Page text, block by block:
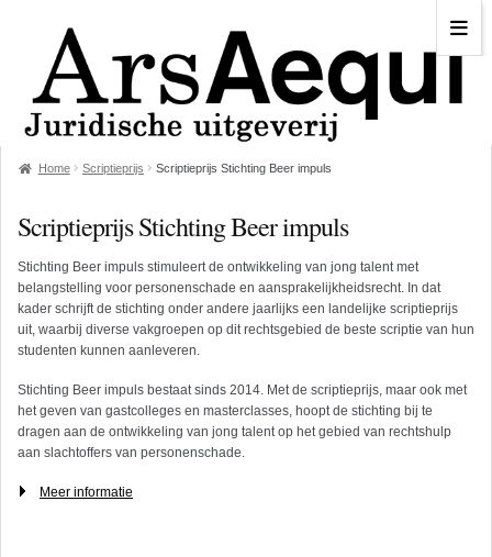
Home Scriptieprijs Scriptieprijs Stichting Beer impuls
Scriptieprijs Stichting Beer impuls
Stichting Beer impuls stimuleert de ontwikkeling van jong talent met
belangstelling voor personenschade en aansprakelijkheidsrecht. In dat
kader schrijft de stichting onder andere jaarlijks een landelijke scriptieprijs
uit, waarbij diverse vakgroepen op dit rechtsgebied de beste scriptie van hun
studenten kunnen aanleveren.
Stichting Beer impuls bestaat sinds 2014. Met de scriptieprijs, maar ook met
het geven van gastcolleges en masterclasses, hoopt de stichting bij te
dragen aan de ontwikkeling van jong talent op het gebied van rechtshulp
aan slachtoffers van personenschade.
Meer informatie